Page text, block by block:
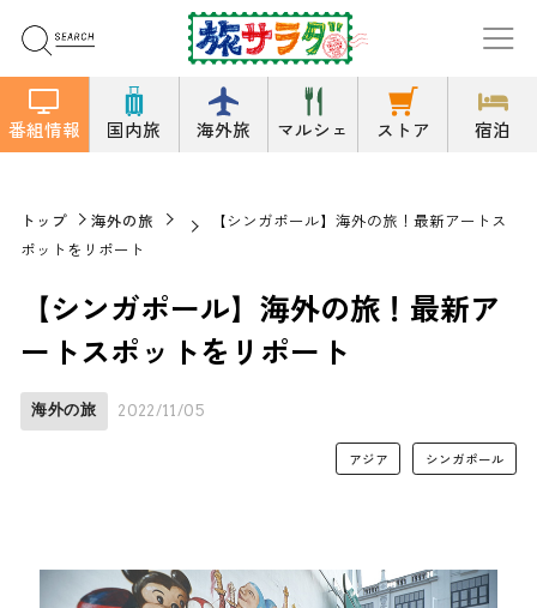
番組情報 国内旅 海外旅 マルシェ ストア 宿泊
トップ 海外の旅
【シンガポール】海外の旅！最新アートス
ポットをリポート
【シンガポール】海外の旅！最新ア
ートスポットをリポート
海外の旅 2022/11/05
アジア シンガポール